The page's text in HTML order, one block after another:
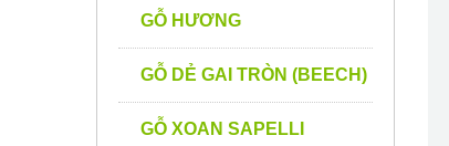
GỖ HƯƠNG
GỖ DẺ GAI TRÒN (BEECH)
GỖ XOAN SAPELLI